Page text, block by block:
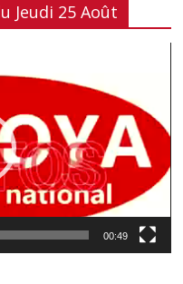
Jeudi 25 Août
00:49